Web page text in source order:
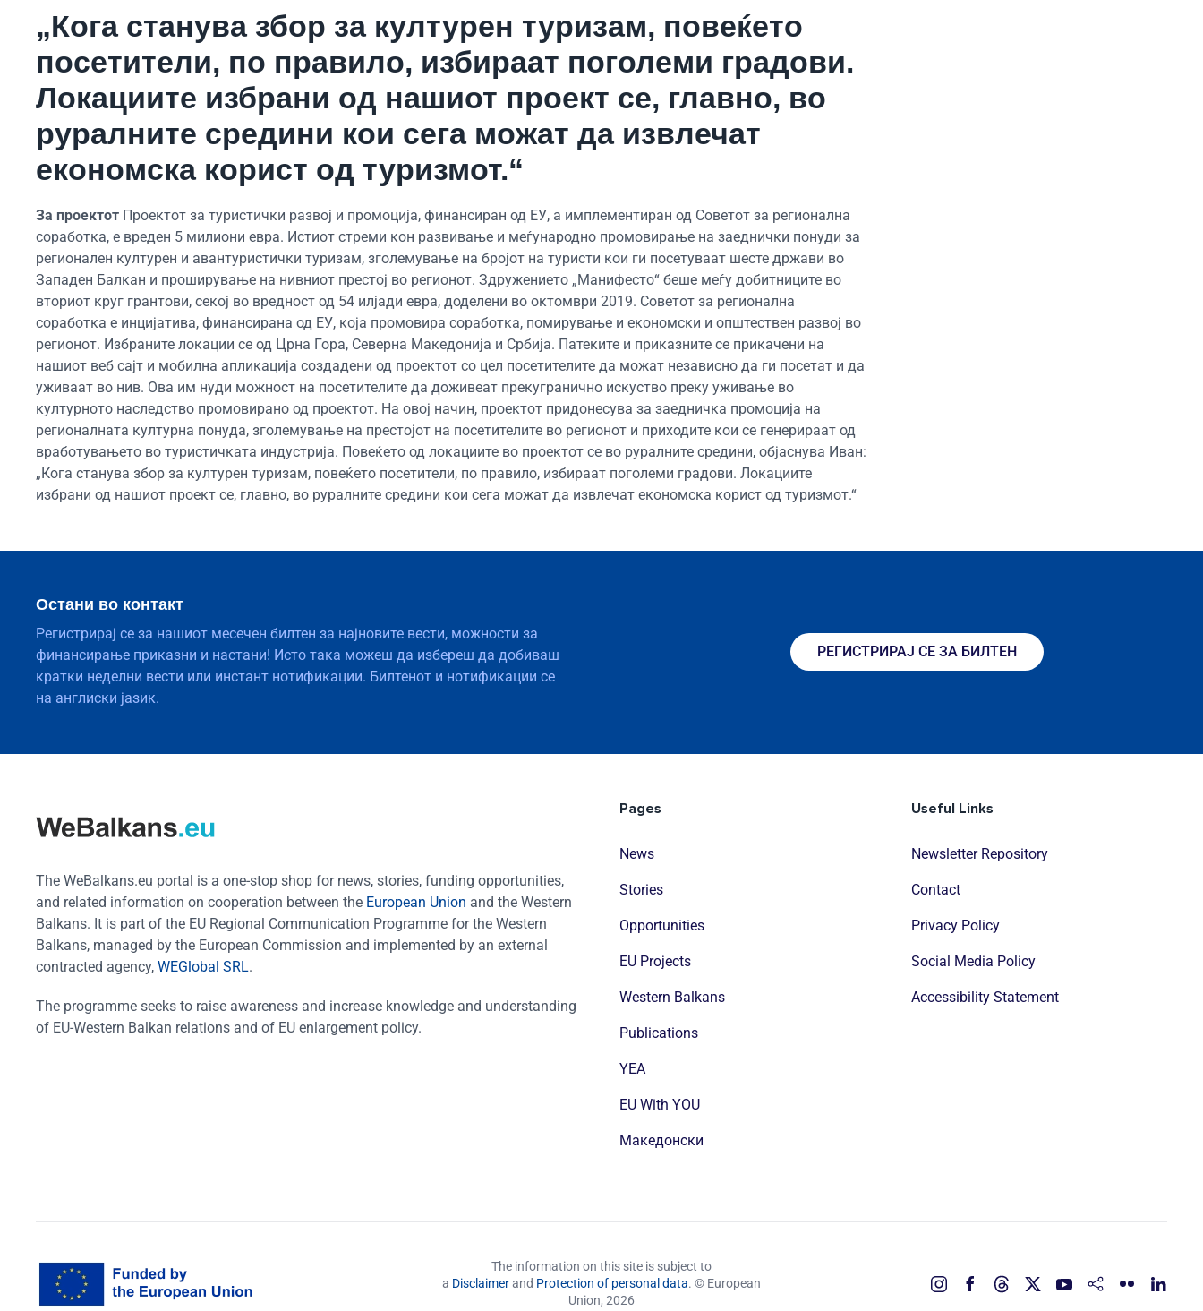
„Кога станува збор за културен туризам, повеќето
посетители, по правило, избираат поголеми градови.
Локациите избрани од нашиот проект се, главно, во
руралните средини кои сега можат да извлечат
економска корист од туризмот.“
За проектот Проектот за туристички развој и промоција, финансиран од ЕУ, а имплементиран од Советот за регионална
соработка, е вреден 5 милиони евра. Истиот стреми кон развивање и меѓународно промовирање на заеднички понуди за
регионален културен и авантуристички туризам, зголемување на бројот на туристи кои ги посетуваат шесте држави во
Западен Балкан и проширување на нивниот престој во регионот. Здружението „Манифесто“ беше меѓу добитниците во
вториот круг грантови, секој во вредност од 54 илјади евра, доделени во октомври 2019. Советот за регионална
соработка е инцијатива, финансирана од ЕУ, која промовира соработка, помирување и економски и општествен развој во
регионот. Избраните локации се од Црна Гора, Северна Македонија и Србија. Патеките и приказните се прикачени на
нашиот веб сајт и мобилна апликација создадени од проектот со цел посетителите да можат независно да ги посетат и да
уживаат во нив. Ова им нуди можност на посетителите да доживеат прекугранично искуство преку уживање во
културното наследство промовирано од проектот. На овој начин, проектот придонесува за заедничка промоција на
регионалната културна понуда, зголемување на престојот на посетителите во регионот и приходите кои се генерираат од
вработувањето во туристичката индустрија. Повеќето од локациите во проектот се во руралните средини, објаснува Иван:
„Кога станува збор за културен туризам, повеќето посетители, по правило, избираат поголеми градови. Локациите
избрани од нашиот проект се, главно, во руралните средини кои сега можат да извлечат економска корист од туризмот.“
Остани во контакт
Регистрирај се за нашиот месечен билтен за најновите вести, можности за
финансирање приказни и настани! Исто така можеш да избереш да добиваш
кратки неделни вести или инстант нотификации. Билтенот и нотификации се
на англиски јазик.
РЕГИСТРИРАЈ СЕ ЗА БИЛТЕН
The WeBalkans.eu portal is a one-stop shop for news, stories, funding opportunities,
and related information on cooperation between the European Union and the Western
Balkans. It is part of the EU Regional Communication Programme for the Western
Balkans, managed by the European Commission and implemented by an external
contracted agency, WEGlobal SRL.
The programme seeks to raise awareness and increase knowledge and understanding
of EU-Western Balkan relations and of EU enlargement policy.
Pages
News
Stories
Opportunities
EU Projects
Western Balkans
Publications
YEA
EU With YOU
Mакедонски
Useful Links
Newsletter Repository
Contact
Privacy Policy
Social Media Policy
Accessibility Statement
The information on this site is subject to
a Disclaimerand Protection of personal data. © European
Union, 2026